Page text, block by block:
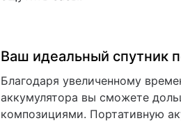
Ваш идеальный спутник
Благодаря увеличенному
аккумулятора вы сможете
композициями. Портативную